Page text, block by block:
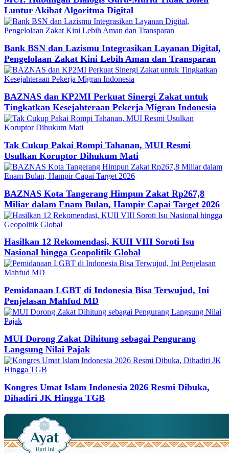
Luntur Akibat Algoritma Digital
Bank BSN dan Lazismu Integrasikan Layanan Digital,
Pengelolaan Zakat Kini Lebih Aman dan Transparan
BAZNAS dan KP2MI Perkuat Sinergi Zakat untuk
Tingkatkan Kesejahteraan Pekerja Migran Indonesia
Tak Cukup Pakai Rompi Tahanan, MUI Resmi
Usulkan Koruptor Dihukum Mati
BAZNAS Kota Tangerang Himpun Zakat Rp267,8
Miliar dalam Enam Bulan, Hampir Capai Target 2026
Hasilkan 12 Rekomendasi, KUII VIII Soroti Isu
Nasional hingga Geopolitik Global
Pemidanaan LGBT di Indonesia Bisa Terwujud, Ini
Penjelasan Mahfud MD
MUI Dorong Zakat Dihitung sebagai Pengurang
Langsung Nilai Pajak
Kongres Umat Islam Indonesia 2026 Resmi Dibuka,
Dihadiri JK Hingga TGB